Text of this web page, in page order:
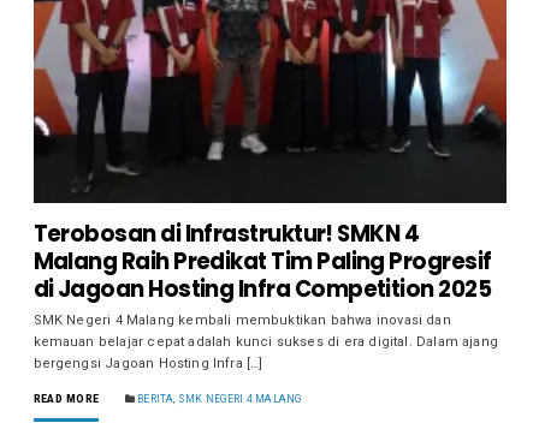
Terobosan di Infrastruktur! SMKN 4
Malang Raih Predikat Tim Paling Progresif
di Jagoan Hosting Infra Competition 2025
SMK Negeri 4 Malang kembali membuktikan bahwa inovasi dan
kemauan belajar cepat adalah kunci sukses di era digital. Dalam ajang
bergengsi Jagoan Hosting Infra […]
READ MORE BERITA SMK NEGERI 4 MALANG